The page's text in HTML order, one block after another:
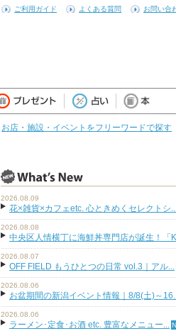
ご利用ガイド よくある質問 お問い合
お店・施設・イベントをフリーワードで探す
2026.08.09
花×雑貨×カフェetc. 心ときめくセレクトシ
2026.08.08
中央区人情横丁に海鮮丼専門店が誕生！「
2026.08.07
OFF FIELD もうひとつの日常 vol.3｜アル...
2026.08.06
お盆期間の新潟イベント情報｜8/8(土)～
2026.08.06
ラーメン･定食･お酒 etc. 豊富なメニュー...